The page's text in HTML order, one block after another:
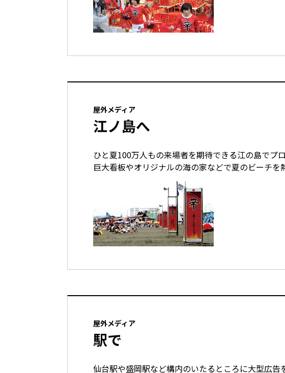
屋外メディア
江ノ島へ
ひと夏100万人もの来場者を期待できる江の島でプ
巨大看板やオリジナルの海の家などで夏のビーチを
屋外メディア
駅で
仙台駅や盛岡駅など構内のいたるところに大型広告